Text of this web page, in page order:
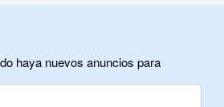
haya nuevos anuncios para